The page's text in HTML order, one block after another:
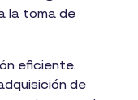
la toma de
eficiente,
de